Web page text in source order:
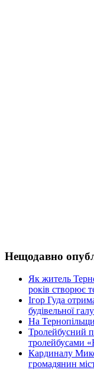
Нещодавно
Як житель
років створює
Ігор Гуда
будівельної
На
Тролейбусний
тролейбусами
Кардиналу
громадянин